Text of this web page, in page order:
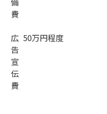
費
広
告
宣
伝
費
50万円程度